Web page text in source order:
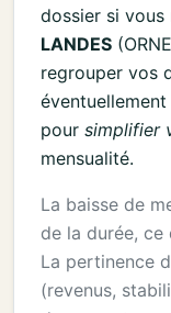
dossier si vous
LANDES
regrouper vos
pour simplifier
mensualité.
La baisse de
de la durée,
La pertinence
(revenus,